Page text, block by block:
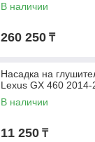
В наличии
260 250 ₸
Насадка на
Lexus GX 460 2014-
В наличии
11 250 ₸